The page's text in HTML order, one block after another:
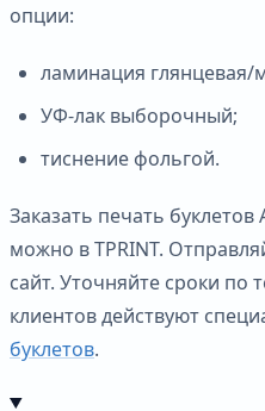
опции:
ламинация глянцевая/
УФ-лак выборочный;
тиснение фольгой.
Заказать печать
можно в TPRINT.
сайт. Уточняйте сроки по
клиентов действуют
буклетов.